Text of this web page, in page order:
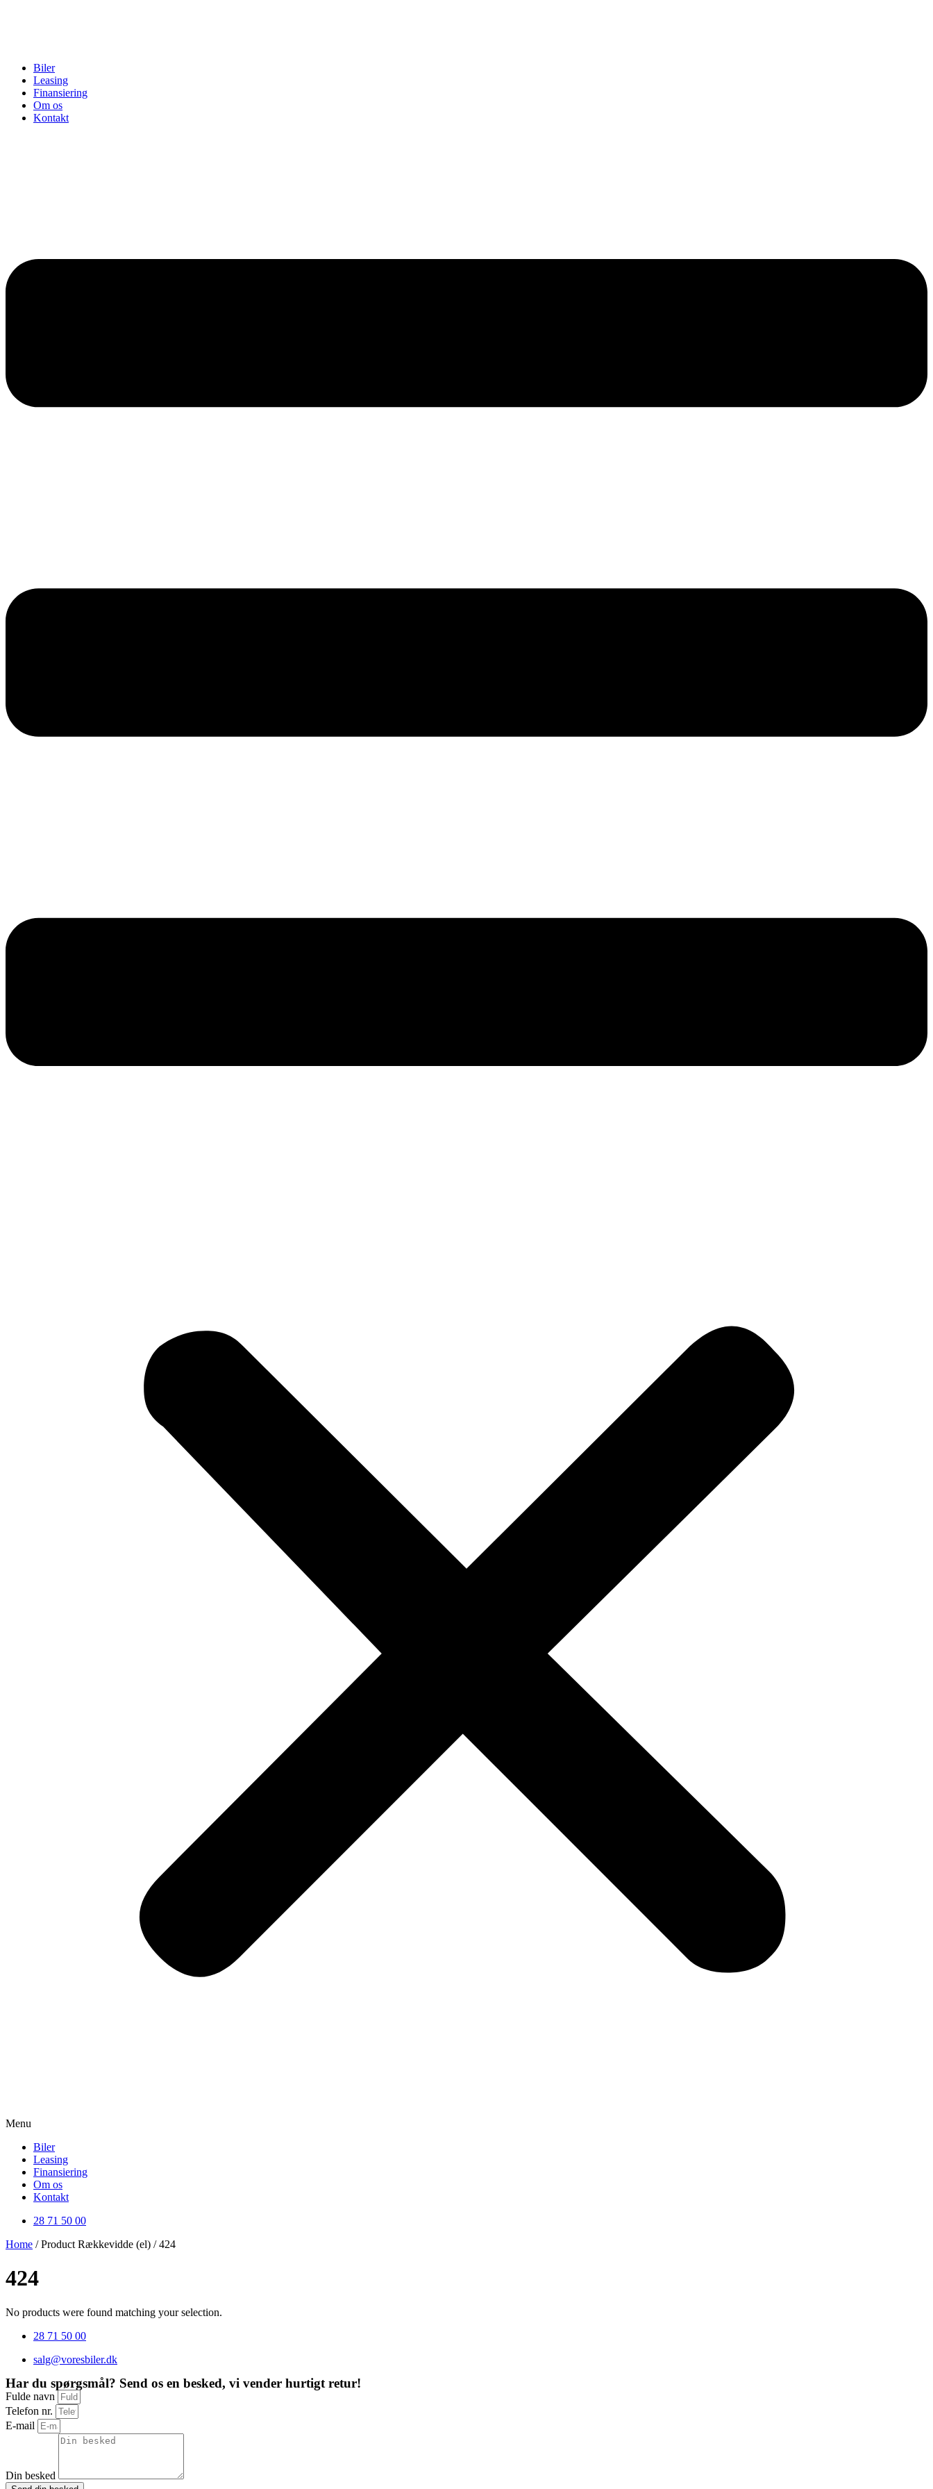
Biler
Leasing
Finansiering
Om os
Kontakt
Menu
Biler
Leasing
Finansiering
Om os
Kontakt
28 71 50 00
Home / Product Rækkevidde (el) / 424
424
No products were found matching your selection.
28 71 50 00
salg@voresbiler.dk
Har du spørgsmål? Send os en besked, vi vender hurtigt retur!
Fulde navn
Telefon nr.
E-mail
Din besked